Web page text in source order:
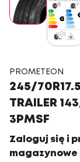
PROMETEON
245/
TRAILER
3PMSF
Zaloguj się i
magazynowe